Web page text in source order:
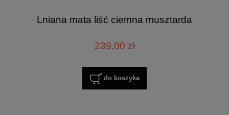
Lniana mata liść ciemna musztarda
239,00 zł
do koszyka